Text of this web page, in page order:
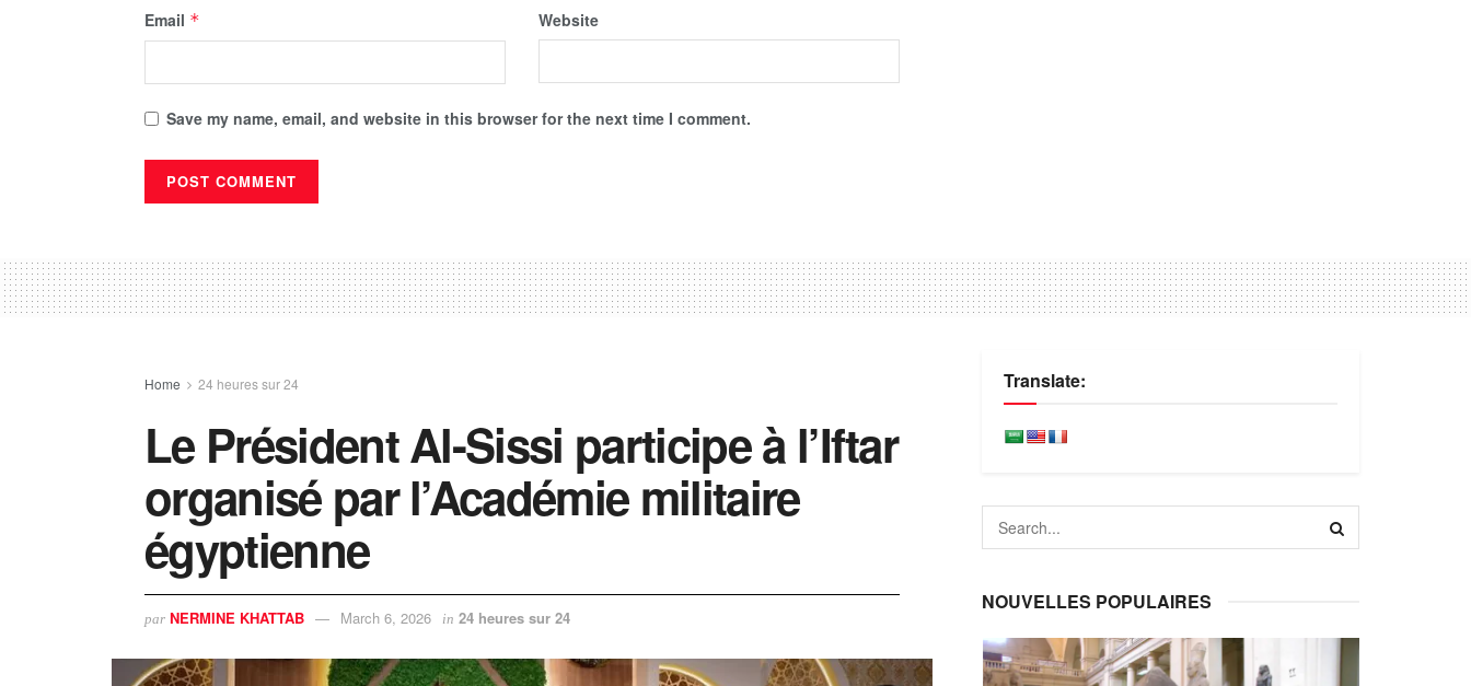
Email * Website
Save my name, email, and website in this browser for the next time I comment.
Home 24 heures sur 24
Le Président Al-Sissi participe à l’Iftar
organisé par l’Académie militaire
égyptienne
par NERMINE KHATTAB March 6, 2026 in 24 heures sur 24
Translate:
NOUVELLES POPULAIRES